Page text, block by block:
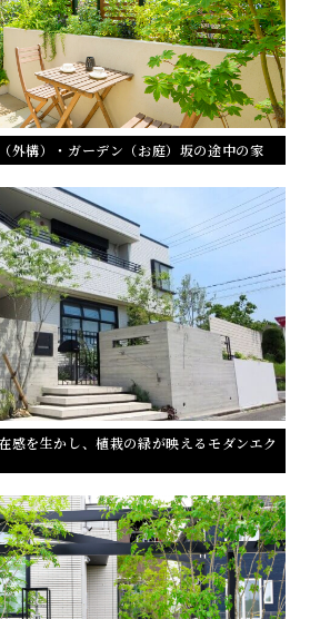
外構）・ガーデン（お庭）坂の途中の家
感を生かし、植栽の緑が映えるモダンエク